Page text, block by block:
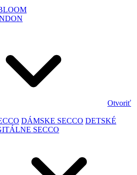
Otvoriť
DÁMSKE SECCO DETSKÉ
SECCO